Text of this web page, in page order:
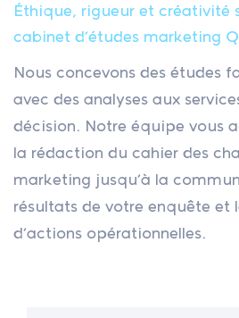
Éthique, rigueur et créativité
cabinet d’études marketing
Nous concevons des études
avec des analyses aux
décision. Notre équipe vous
la rédaction du cahier des
marketing jusqu’à la
résultats de votre enquête et
d’actions opérationnelles.